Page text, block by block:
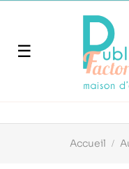
Basculer
navigation
☰
Accueil